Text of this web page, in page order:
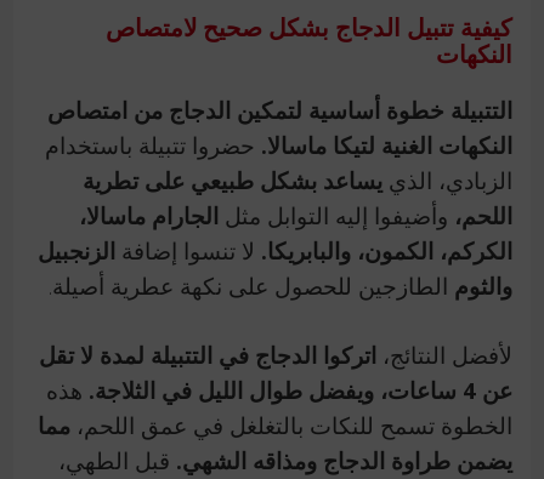
كيفية تتبيل الدجاج بشكل صحيح لامتصاص
النكهات
التتبيلة خطوة أساسية لتمكين الدجاج من امتصاص
النكهات الغنية لتيكا ماسالا. حضروا تتبيلة باستخدام
الزبادي، الذي يساعد بشكل طبيعي على تطرية
اللحم، وأضيفوا إليه التوابل مثل الجارام ماسالا،
الكركم، الكمون، والبابريكا. لا تنسوا إضافة الزنجبيل
والثوم الطازجين للحصول على نكهة عطرية أصيلة.
لأفضل النتائج، اتركوا الدجاج في التتبيلة لمدة لا تقل
عن 4 ساعات، ويفضل طوال الليل في الثلاجة.
هذه
الخطوة تسمح للنكات بالتغلغل في عمق اللحم، مما
يضمن طراوة الدجاج ومذاقه الشهي. قبل الطهي،